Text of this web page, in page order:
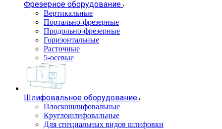
Фрезерное оборудование
Вертикальные
Портально-фрезерные
Продольно-фрезерные
Горизонтальные
Расточные
5-осевые
Шлифовальное оборудование
Плоскошлифовальные
Круглошлифовальные
Для специальных видов шлифовки